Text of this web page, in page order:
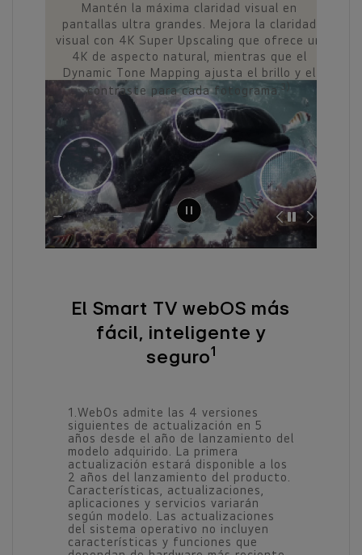
la máxima claridad visual en
ultra grandes. Mejora la claridad
4K Super Upscaling que ofrece un
natural, mientras que el
Tone Mapping ajusta el brillo y el
para cada fotograma.
El Smart TV webOS más
fácil, inteligente y
seguro1
1.WebOs admite las 4 versiones
siguientes de actualización en 5
años desde el año de lanzamiento del
modelo adquirido. La primera
actualización estará disponible a los
2 años del lanzamiento del producto.
Características, actualizaciones,
aplicaciones y servicios variarán
según modelo. Las actualizaciones
del sistema operativo no incluyen
características y funciones que